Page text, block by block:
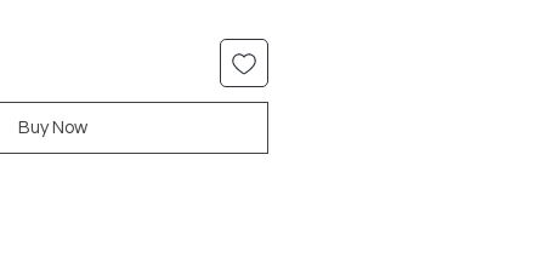
Buy Now